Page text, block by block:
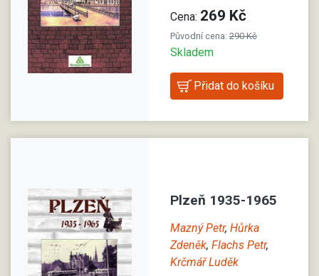
Cena: 269 Kč
Původní cena: 290 Kč
Skladem
Plzeň 1935-1965
Mazný Petr, Hůrka
Zdeněk, Flachs Petr,
Krčmář Luděk